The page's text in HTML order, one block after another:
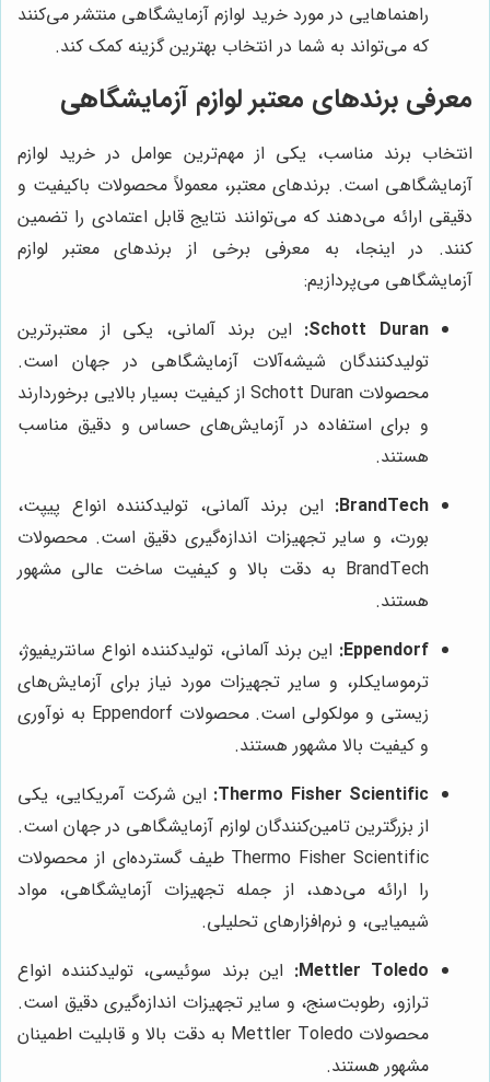
راهنماهایی در مورد خرید لوازم آزمایشگاهی منتشر می‌کنند
که می‌تواند به شما در انتخاب بهترین گزینه کمک کند.
معرفی برندهای معتبر لوازم آزمایشگاهی
انتخاب برند مناسب، یکی از مهم‌ترین عوامل در خرید لوازم
آزمایشگاهی است. برندهای معتبر، معمولاً محصولات باکیفیت و
دقیقی ارائه می‌دهند که می‌توانند نتایج قابل اعتمادی را تضمین
کنند. در اینجا، به معرفی برخی از برندهای معتبر لوازم
آزمایشگاهی می‌پردازیم:
Schott Duran:
این برند آلمانی، یکی از معتبرترین
تولیدکنندگان شیشه‌آلات آزمایشگاهی در جهان است.
محصولات Schott Duran از کیفیت بسیار بالایی برخوردارند
و برای استفاده در آزمایش‌های حساس و دقیق مناسب
هستند.
BrandTech:
این برند آلمانی، تولیدکننده انواع پیپت،
بورت، و سایر تجهیزات اندازه‌گیری دقیق است. محصولات
BrandTech به دقت بالا و کیفیت ساخت عالی مشهور
هستند.
Eppendorf: این برند آلمانی، تولیدکننده انواع سانتریفیوژ،
ترموسایکلر، و سایر تجهیزات مورد نیاز برای آزمایش‌های
زیستی و مولکولی است. محصولات Eppendorf به نوآوری
و کیفیت بالا مشهور هستند.
Thermo Fisher Scientific: این شرکت آمریکایی، یکی
از بزرگترین تامین‌کنندگان لوازم آزمایشگاهی در جهان است.
Thermo Fisher Scientific طیف گسترده‌ای از محصولات
را ارائه می‌دهد، از جمله تجهیزات آزمایشگاهی، مواد
شیمیایی، و نرم‌افزارهای تحلیلی.
Mettler Toledo: این برند سوئیسی، تولیدکننده انواع
ترازو، رطوبت‌سنج، و سایر تجهیزات اندازه‌گیری دقیق است.
محصولات Mettler Toledo به دقت بالا و قابلیت اطمینان
مشهور هستند.